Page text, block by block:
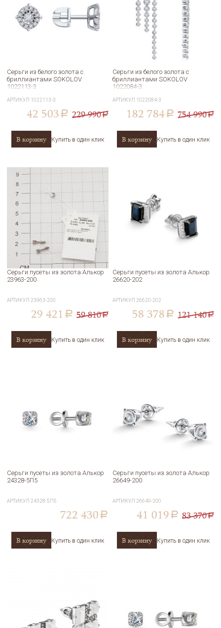
Серьги из белого золота с
бриллиантами SOKOLOV
1022113-3
АРТИКУЛ 1022113-3
42 503 a 229 990a
В корзину Купить в один клик
Серьги из белого золота с
бриллиантами SOKOLOV
1022084-3
АРТИКУЛ 1022084-3
182 784 a 754 990a
В корзину Купить в один клик
Серьги пусеты из золота Алькор
23963-200
АРТИКУЛ 23963-200
29 421 a 59 810a
В корзину Купить в один клик
Серьги пусеты из золота Алькор
26620-202
АРТИКУЛ 26620-202
58 378 a 121 140a
В корзину Купить в один клик
Серьги пусеты из золота Алькор
24328-5П5
АРТИКУЛ 24328-5П5
722 430 a
В корзину Купить в один клик
Серьги пусеты из золота Алькор
26649-200
АРТИКУЛ 26649-200
41 019 a 83 370a
В корзину Купить в один клик